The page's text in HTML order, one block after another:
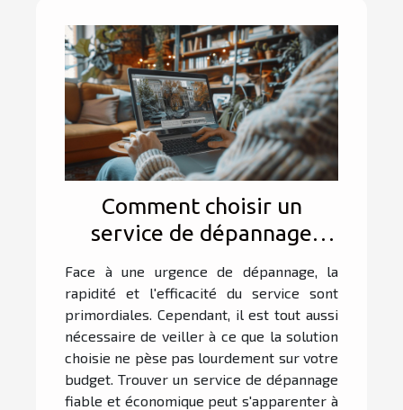
Comment choisir un
service de dépannage
fiable et économique ?
Face à une urgence de dépannage, la
rapidité et l'efficacité du service sont
primordiales. Cependant, il est tout aussi
nécessaire de veiller à ce que la solution
choisie ne pèse pas lourdement sur votre
budget. Trouver un service de dépannage
fiable et économique peut s'apparenter à